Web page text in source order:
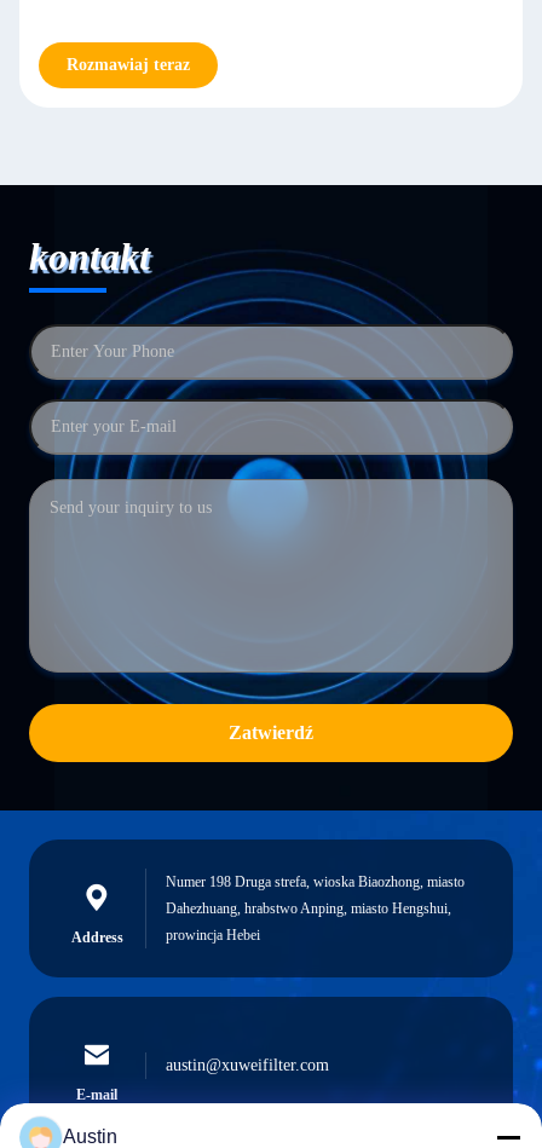
Rozmawiaj teraz
kontakt
Zatwierdź
Address
Numer 198 Druga strefa, wioska Biaozhong, miasto
Dahezhuang, hrabstwo Anping, miasto Hengshui,
prowincja Hebei
E-mail
austin@xuweifilter.com
Austin